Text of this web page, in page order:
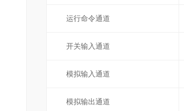
运行命令通道
开关输入通道
模拟输入通道
模拟输出通道